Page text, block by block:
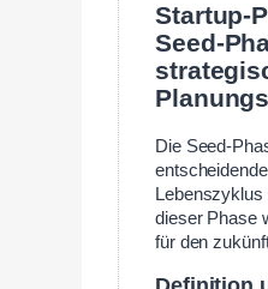
Startup-
Seed-
Die Seed-
dieser Phase
für den